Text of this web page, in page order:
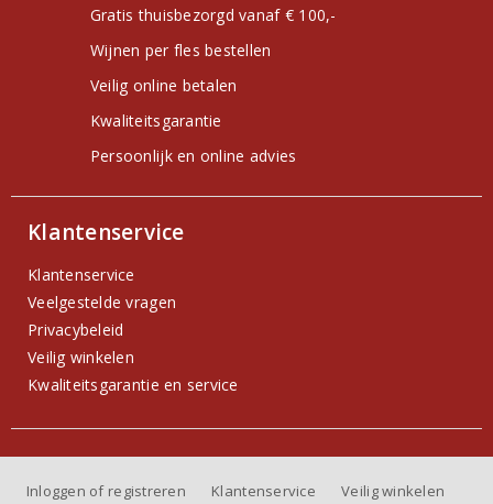
Gratis thuisbezorgd vanaf € 100,-
Wijnen per fles bestellen
Veilig online betalen
Kwaliteitsgarantie
Persoonlijk en online advies
Klantenservice
Klantenservice
Veelgestelde vragen
Privacybeleid
Veilig winkelen
Kwaliteitsgarantie en service
Inloggen of registreren Klantenservice Veilig winkelen